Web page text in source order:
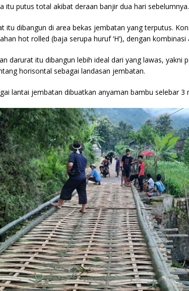
itu putus total akibat deraan banjir dua hari sebelumnya.
itu dibangun di area bekas jembatan yang terputus.
hot rolled (baja serupa huruf ‘H’), dengan
darurat itu dibangun lebih ideal dari yang lawas, yakni
horisontal sebagai landasan jembatan.
lantai jembatan dibuatkan anyaman bambu selebar 3